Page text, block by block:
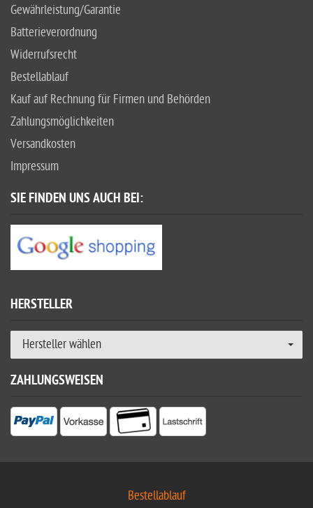
Gewährleistung/Garantie
Batterieverordnung
Widerrufsrecht
Bestellablauf
Kauf auf Rechnung für Firmen und Behörden
Zahlungsmöglichkeiten
Versandkosten
Impressum
SIE FINDEN UNS AUCH BEI:
HERSTELLER
Hersteller wählen
ZAHLUNGSWEISEN
Bestellablauf